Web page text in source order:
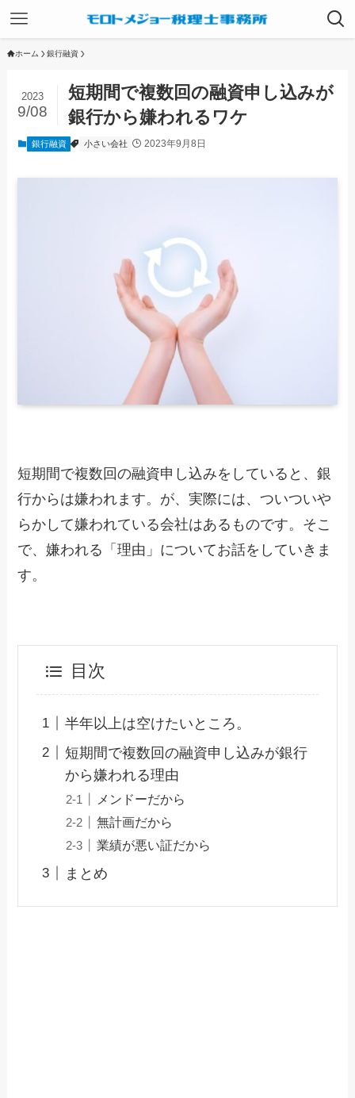
ホーム 銀行融資
短期間で複数回の融資申し込みが
銀行から嫌われるワケ
2023
9/08
銀行融資 小さい会社 2023年9月8日
短期間で複数回の融資申し込みをしていると、銀
行からは嫌われます。が、実際には、ついついや
らかして嫌われている会社はあるものです。そこ
で、嫌われる「理由」についてお話をしていきま
す。
目次
半年以上は空けたいところ。
短期間で複数回の融資申し込みが銀行
から嫌われる理由
メンドーだから
無計画だから
業績が悪い証だから
まとめ